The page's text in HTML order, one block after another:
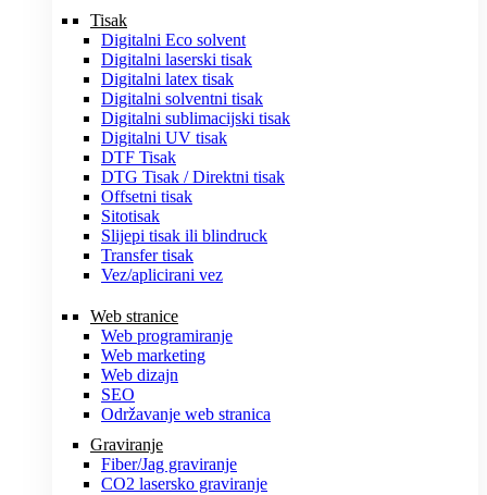
Tisak
Digitalni Eco solvent
Digitalni laserski tisak
Digitalni latex tisak
Digitalni solventni tisak
Digitalni sublimacijski tisak
Digitalni UV tisak
DTF Tisak
DTG Tisak / Direktni tisak
Offsetni tisak
Sitotisak
Slijepi tisak ili blindruck
Transfer tisak
Vez/aplicirani vez
Web stranice
Web programiranje
Web marketing
Web dizajn
SEO
Održavanje web stranica
Graviranje
Fiber/Jag graviranje
CO2 lasersko graviranje